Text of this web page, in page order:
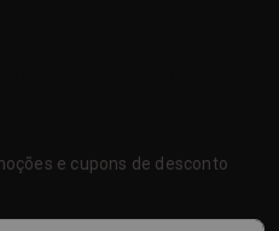
e cupons de desconto